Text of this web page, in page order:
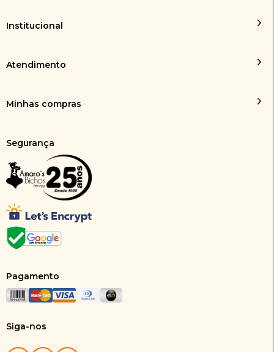
Institucional
Atendimento
Minhas compras
Segurança
Pagamento
Siga-nos